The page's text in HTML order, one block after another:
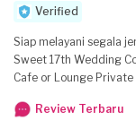
Verified
Siap melayani segala
Sweet 17th Wedding
Cafe or Lounge
Review Terbaru